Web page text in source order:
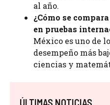
al año.
¿Cómo se
en pruebas
México es uno de
desempeño más
ciencias y
ÚLTIMAS NOTICIAS